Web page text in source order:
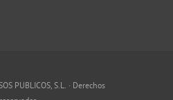
PUBLICOS, S.L. · Derechos